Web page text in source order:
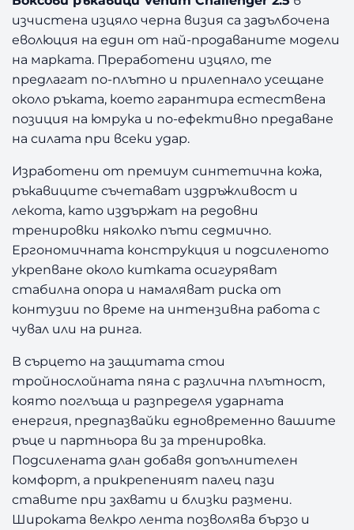
изчистена изцяло черна визия са задълбочена
еволюция на един от най-продаваните модели
на марката. Преработени изцяло, те
предлагат по-плътно и прилепнало усещане
около ръката, което гарантира естествена
позиция на юмрука и по-ефективно предаване
на силата при всеки удар.
Изработени от премиум синтетична кожа,
ръкавиците съчетават издръжливост и
лекота, като издържат на редовни
тренировки няколко пъти седмично.
Ергономичната конструкция и подсиленото
укрепване около китката осигуряват
стабилна опора и намаляват риска от
контузии по време на интензивна работа с
чувал или на ринга.
В сърцето на защитата стои
тройнослойната пяна с различна плътност,
която поглъща и разпределя ударната
енергия, предпазвайки едновременно вашите
ръце и партньора ви за тренировка.
Подсилената длан добавя допълнителен
комфорт, а прикрепеният палец пази
ставите при захвати и близки размени.
Широката велкро лента позволява бързо и